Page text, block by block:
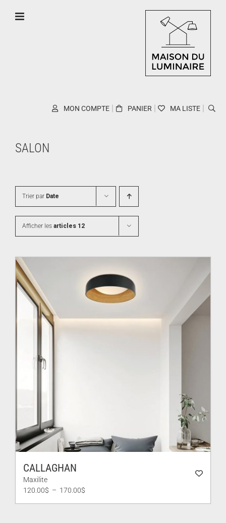
MON COMPTE PANIER MA LISTE
SALON
Trier par Date
Afficher les articles 12
CALLAGHAN
Maxilite
120.00$ – 170.00$